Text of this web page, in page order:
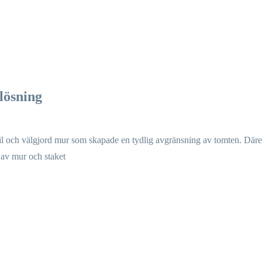
välgjord mur som skapade en tydlig avgränsning av tomten.
mur och staket